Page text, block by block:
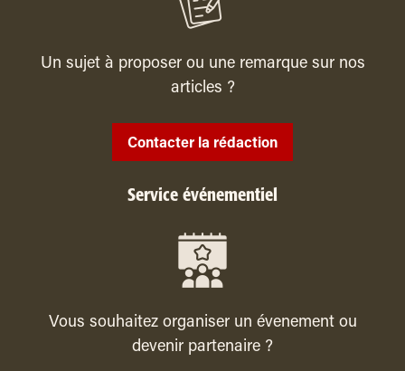
Un sujet à proposer ou une remarque sur nos
articles ?
Contacter la rédaction
Service événementiel
Vous souhaitez organiser un évenement ou
devenir partenaire ?